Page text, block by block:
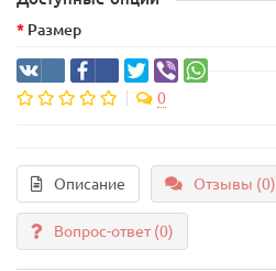
Размер
0
Описание Отзывы (0)
Вопрос-ответ(0)